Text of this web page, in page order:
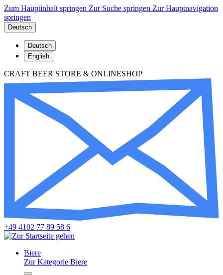
Zum Hauptinhalt springen Zur Suche springen Zur Hauptnavigation
springen
Deutsch
Deutsch
English
CRAFT BEER STORE & ONLINESHOP
+49 4102 77 89 58 6
Biere
Zur Kategorie Biere